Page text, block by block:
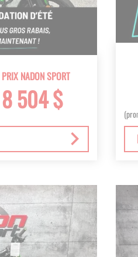
PRIX NADON SPORT
8 504 $